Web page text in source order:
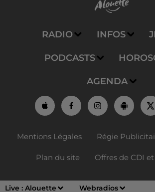
Live : Alouette Webradios
RADIO INFOS
PODCASTS
AGENDA
Mentions Légales Régie
Plan du site Offres de CDI